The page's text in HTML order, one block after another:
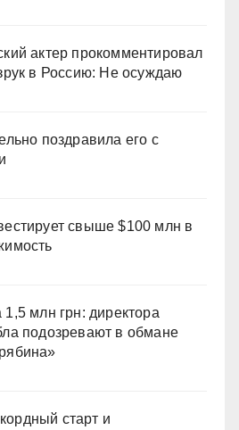
актер прокомментировал
в Россию: Не осуждаю
поздравила его с
свыше $100 млн в
млн грн: директора
подозревают в обмане
старт и